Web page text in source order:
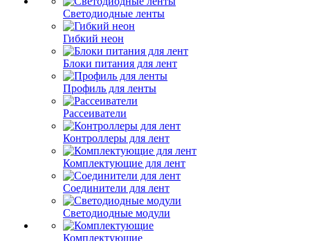
Светодиодные ленты
Гибкий неон
Блоки питания для лент
Профиль для ленты
Рассеиватели
Контроллеры для лент
Комплектующие для лент
Соединители для лент
Светодиодные модули
Комплектующие